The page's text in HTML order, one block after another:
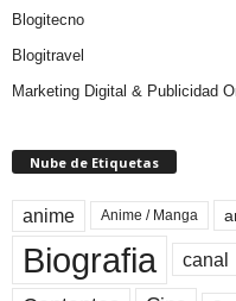
Blogitecno
Blogitravel
Marketing Digital & Publicidad
Nube de Etiquetas
anime Anime / Manga
Biografia canal